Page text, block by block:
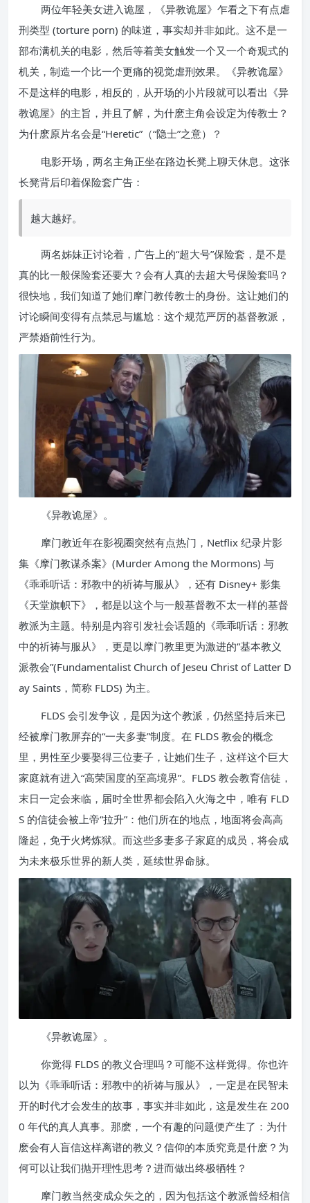
两位年轻美女进入诡屋，《异教诡屋》乍看之下有点虐
刑类型 (torture porn) 的味道，事实却并非如此。这不是一
部布满机关的电影，然后等着美女触发一个又一个奇观式的
机关，制造一个比一个更痛的视觉虐刑效果。《异教诡屋》
不是这样的电影，相反的，从开场的小片段就可以看出《异
教诡屋》的主旨，并且了解，为什麽主角会设定为传教士？
为什麽原片名会是“Heretic”（“隐士”之意）？
电影开场，两名主角正坐在路边长凳上聊天休息。这张
长凳背后印着保险套广告：
越大越好。
两名姊妹正讨论着，广告上的“超大号”保险套，是不是
真的比一般保险套还要大？会有人真的去超大号保险套吗？
很快地，我们知道了她们摩门教传教士的身份。这让她们的
讨论瞬间变得有点禁忌与尴尬：这个规范严厉的基督教派，
严禁婚前性行为。
《异教诡屋》。
摩门教近年在影视圈突然有点热门，Netflix 纪录片影
集《摩门教谋杀案》(Murder Among the Mormons) 与
《乖乖听话：邪教中的祈祷与服从》，还有 Disney+ 影集
《天堂旗帜下》，都是以这个与一般基督教不太一样的基督
教派为主题。特别是内容引发社会话题的《乖乖听话：邪教
中的祈祷与服从》，更是以摩门教里更为激进的“基本教义
派教会”(Fundamentalist Church of Jeseu Christ of Latter D
ay Saints，简称 FLDS) 为主。
FLDS 会引发争议，是因为这个教派，仍然坚持后来已
经被摩门教屏弃的“一夫多妻”制度。在 FLDS 教会的概念
里，男性至少要娶得三位妻子，让她们生子，这样这个巨大
家庭就有进入“高荣国度的至高境界”。FLDS 教会教育信徒，
末日一定会来临，届时全世界都会陷入火海之中，唯有 FLD
S 的信徒会被上帝“拉升”：他们所在的地点，地面将会高高
隆起，免于火烤炼狱。而这些多妻多子家庭的成员，将会成
为未来极乐世界的新人类，延续世界命脉。
《异教诡屋》。
你觉得 FLDS 的教义合理吗？可能不这样觉得。你也许
以为《乖乖听话：邪教中的祈祷与服从》，一定是在民智未
开的时代才会发生的故事，事实并非如此，这是发生在 200
0 年代的真人真事。那麽，一个有趣的问题便产生了：为什
麽会有人盲信这样离谱的教义？信仰的本质究竟是什麽？为
何可以让我们抛开理性思考？进而做出终极牺牲？
摩门教当然变成众矢之的，因为包括这个教派曾经相信